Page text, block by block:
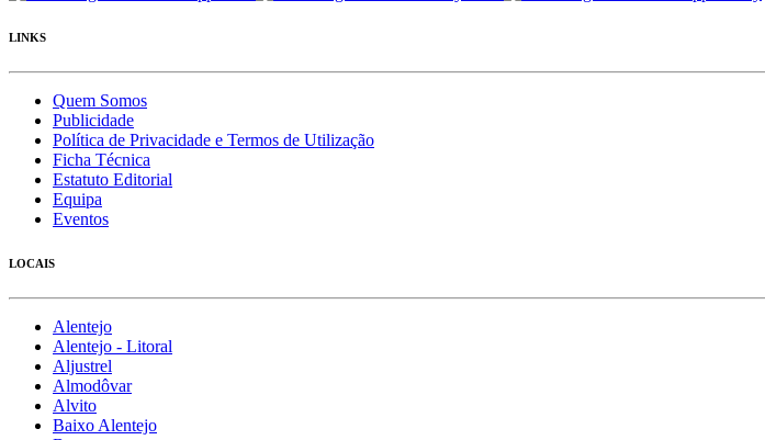
LINKS
Quem Somos
Publicidade
Política de Privacidade e Termos de Utilização
Ficha Técnica
Estatuto Editorial
Equipa
Eventos
LOCAIS
Alentejo
Alentejo - Litoral
Aljustrel
Almodôvar
Alvito
Baixo Alentejo